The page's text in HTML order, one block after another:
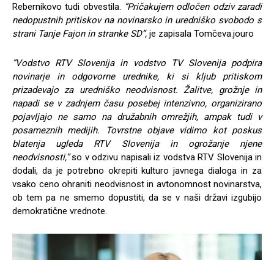
Rebernikovo tudi obvestila. “Pričakujem odločen odziv zaradi
nedopustnih pritiskov na novinarsko in uredniško svobodo s
strani Tanje Fajon in stranke SD”, je zapisala Tomčeva.jouro
“Vodstvo RTV Slovenija in vodstvo TV Slovenija podpira
novinarje in odgovorne urednike, ki si kljub pritiskom
prizadevajo za uredniško neodvisnost. Žalitve, grožnje in
napadi se v zadnjem času posebej intenzivno, organizirano
pojavljajo ne samo na družabnih omrežjih, ampak tudi v
posameznih medijih. Tovrstne objave vidimo kot poskus
blatenja ugleda RTV Slovenija in ogrožanje njene
neodvisnosti,”so v odzivu napisali iz vodstva RTV Slovenija in
dodali, da je potrebno okrepiti kulturo javnega dialoga in za
vsako ceno ohraniti neodvisnost in avtonomnost novinarstva,
ob tem pa ne smemo dopustiti, da se v naši državi izgubijo
demokratične vrednote.